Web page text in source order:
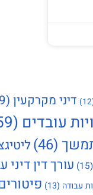
דיני מקרקעין (29)
עובדים (59)
(46)
(15) עורך דין דיני
עבודה (13)